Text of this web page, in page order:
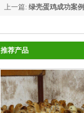
上一篇: 绿壳蛋鸡成功案例
推荐产品